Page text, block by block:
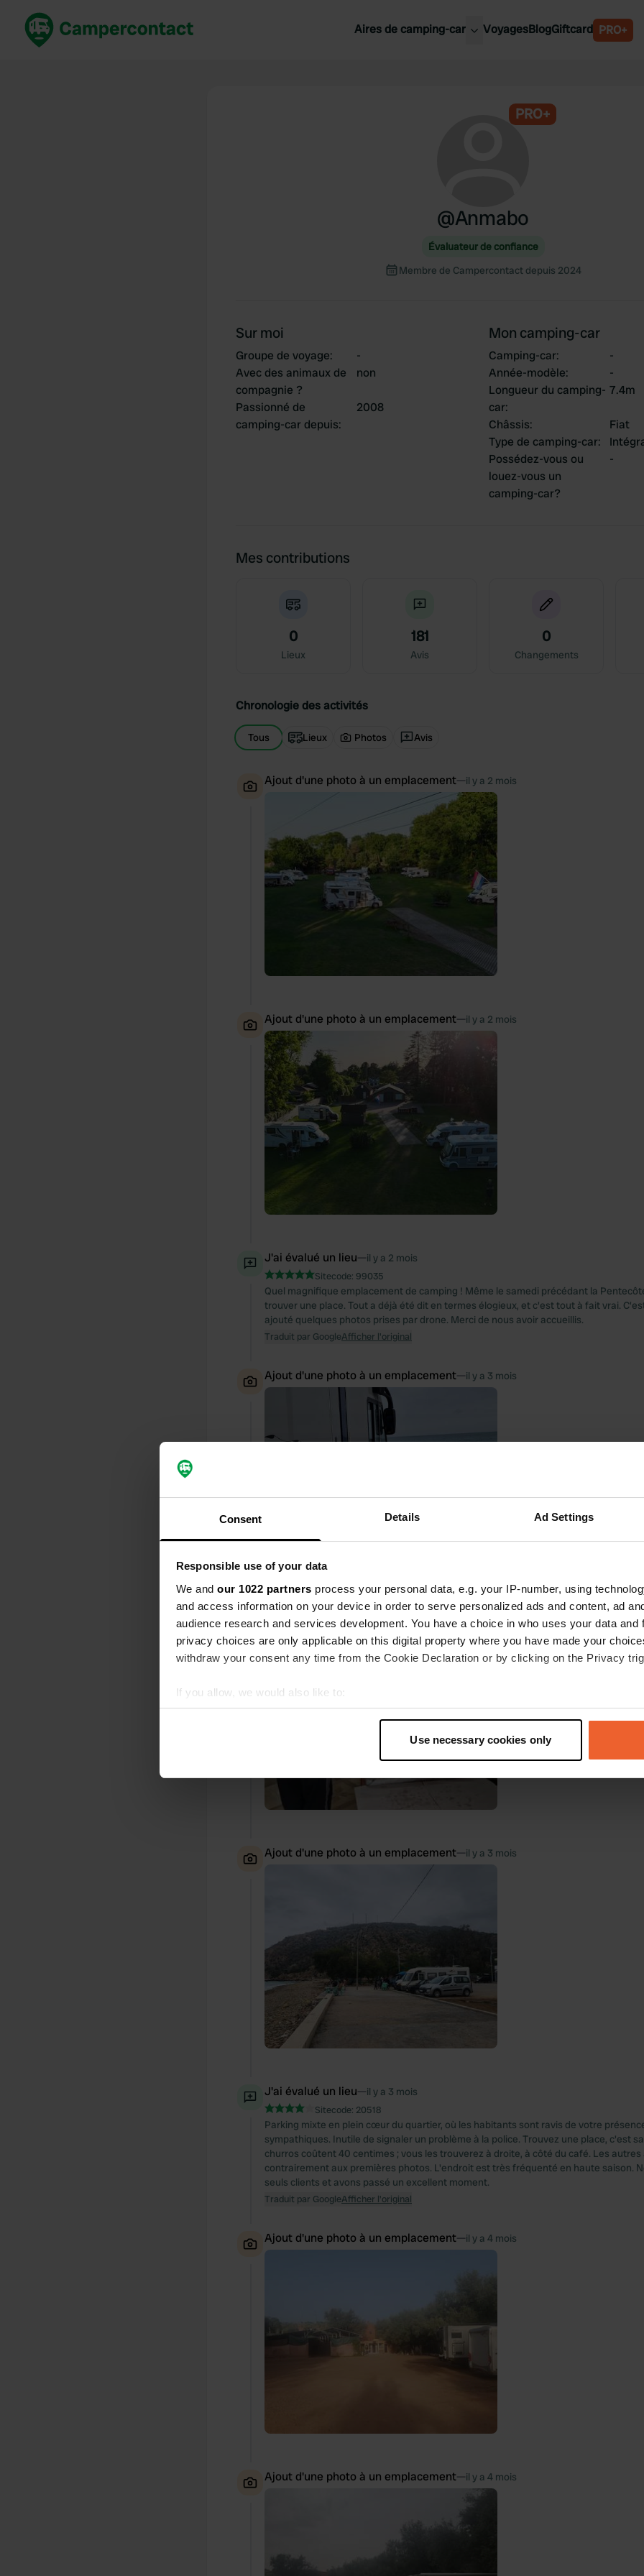
Consent Details Ad Settings
Responsible use of your data
We and our 1022 partners process your personal data, e.g. your IP-number, using
and access information on your device in order to serve personalized ads and content, ad
audience research and services development. You have a choice in who uses your data and
privacy choices are only applicable on this digital property where you have made your
withdraw your consent any time from the Cookie Declaration or by clicking on the Privacy
If you allow, we would also like to:
Collect information about your geographical location which can be accurate to within
Find out more about how your personal data is processed and set your preferences in the
We use cookies to personalise content and ads, to provide social media features and to
information about your use of our site with our social media, advertising and analytics
Use necessary cookies only
Aires de camping-car VoyagesBlogGiftcard PRO+
PRO+
@Anmabo
Évaluateur de confiance
Membre de Campercontact depuis 2024
Sur moi
Groupe de voyage:
-
Avec des animaux de
compagnie ?
non
Passionné de
camping-car depuis:
2008
Mon camping-car
Camping-car:
-
Année-modèle:
-
Longueur du camping-
car:
7.4m
Châssis:
Fiat
Type de camping-car:
Possédez-vous ou
louez-vous un
camping-car?
-
Mes contributions
0
Lieux
181
Avis
0
Changements
Chronologie des activités
Tous Lieux Photos Avis
Ajout d'une photo à un emplacement—il y a 2 mois
Ajout d'une photo à un emplacement—il y a 2 mois
J'ai évalué un lieu—il y a 2 mois
Sitecode: 99035
Quel magnifique emplacement de camping ! Même le samedi précédant la
trouver une place. Tout a déjà été dit en termes élogieux, et c'est tout à fait vrai.
ajouté quelques photos prises par drone. Merci de nous avoir accueillis.
Traduit par GoogleAfficher l'original
Ajout d'une photo à un emplacement—il y a 3 mois
Ajout d'une photo à un emplacement —il y a 3 mois
Ajout d'une photo à un emplacement—il y a 3 mois
J'ai évalué un lieu—il y a 3 mois
Sitecode: 20518
Parking mixte en plein cœur du quartier, où les habitants sont ravis de votre
sympathiques. Inutile de signaler un problème à la police. Trouvez une place, c'est
churros coûtent 40 centimes ; vous les trouverez à droite, à côté du café. Les autres
contrairement aux premières photos. L'endroit est très fréquenté en haute saison.
seuls clients et avons passé un excellent moment.
Traduit par GoogleAfficher l'original
Ajout d'une photo à un emplacement—il y a 4 mois
Ajout d'une photo à un emplacement—il y a 4 mois